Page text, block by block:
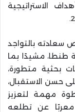
الاستراتيجية
سعادته بالتواجد
طنطا، مشيدًا بما
بحثية متطورة،
حسن الاستقبال،
مهمة لتعزيز
معربًا عن تطلعه